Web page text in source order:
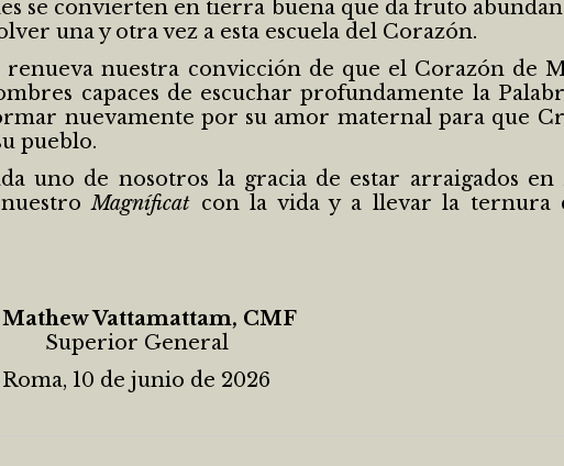
se convierten en tierra buena que da fruto
una y otra vez a esta escuela del Corazón.
nuestra convicción de que el Corazón de
capaces de escuchar profundamente la
nuevamente por su amor maternal para que
pueblo.
uno de nosotros la gracia de estar arraigados
nuestroMagníficat con la vida y a llevar la ternura
Mathew Vattamattam, CMF
Superior General
Roma, 10 de junio de 2026